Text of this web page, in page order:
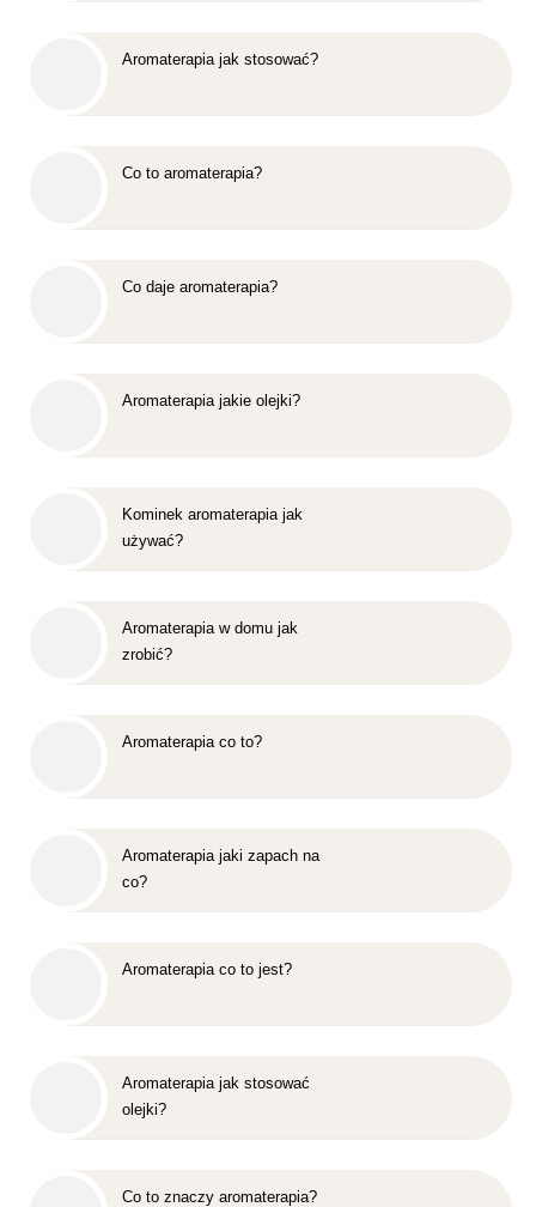
Aromaterapia jak stosować?
Co to aromaterapia?
Co daje aromaterapia?
Aromaterapia jakie olejki?
Kominek aromaterapia jak
używać?
Aromaterapia w domu jak
zrobić?
Aromaterapia co to?
Aromaterapia jaki zapach na
co?
Aromaterapia co to jest?
Aromaterapia jak stosować
olejki?
Co to znaczy aromaterapia?